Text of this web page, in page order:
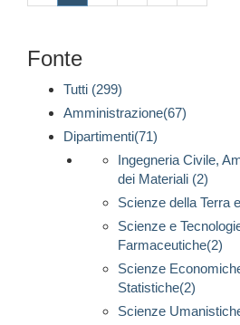
Fonte
Tutti (299)
Amministrazione(67)
Dipartimenti(71)
Ingegneria Civile,
dei Materiali (2)
Scienze della Terra
Scienze e
Farmaceutiche(2)
Scienze
Statistiche(2)
Scienze